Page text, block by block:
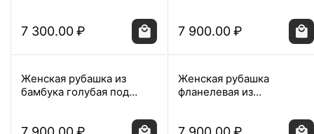
7 300.00₽ 7 900.00₽
Женская рубашка из
бамбука голубая под
Женская рубашка
фланелевая из